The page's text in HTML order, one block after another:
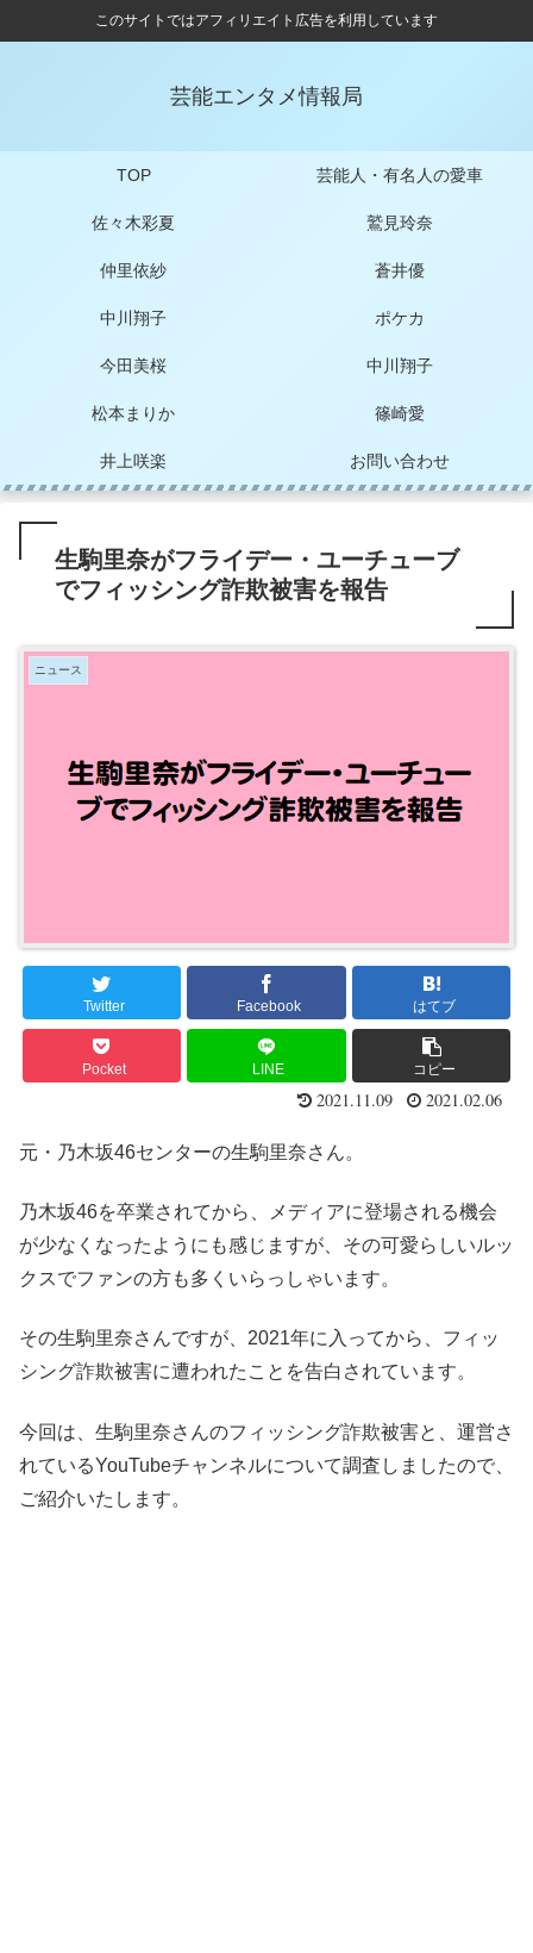
このサイトではアフィリエイト広告を利用しています
芸能エンタメ情報局
TOP 芸能人・有名人の愛車
佐々木彩夏 鷲見玲奈
仲里依紗 蒼井優
中川翔子 ポケカ
今田美桜 中川翔子
松本まりか 篠崎愛
井上咲楽 お問い合わせ
生駒里奈がフライデー・ユーチューブ
でフィッシング詐欺被害を報告
ニュース
Twitter Facebook はてブ
Pocket LINE コピー
2021.11.09 2021.02.06
元・乃木坂46センターの生駒里奈さん。
乃木坂46を卒業されてから、メディアに登場される機会
が少なくなったようにも感じますが、その可愛らしいルッ
クスでファンの方も多くいらっしゃいます。
その生駒里奈さんですが、2021年に入ってから、フィッ
シング詐欺被害に遭われたことを告白されています。
今回は、生駒里奈さんのフィッシング詐欺被害と、運営さ
れているYouTubeチャンネルについて調査しましたので、
ご紹介いたします。